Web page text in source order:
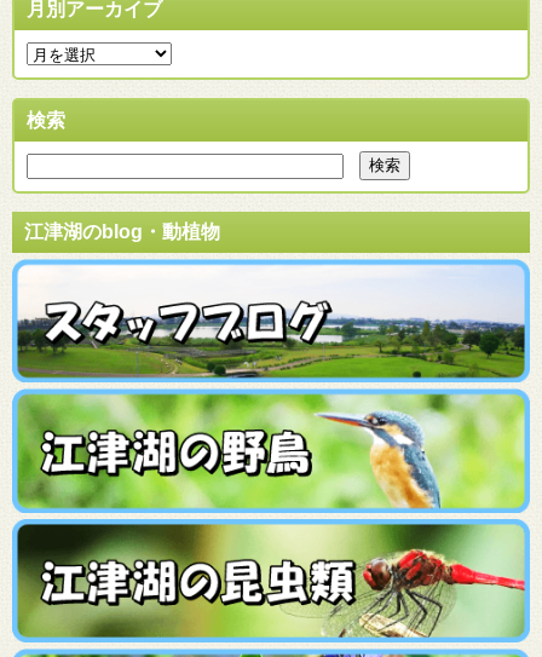
月別アーカイブ
検索
江津湖のblog・動植物